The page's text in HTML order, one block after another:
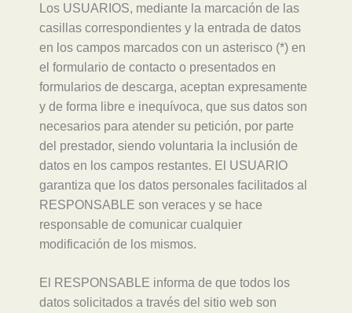
Los USUARIOS, mediante la marcación de las
casillas correspondientes y la entrada de datos
en los campos marcados con un asterisco (*) en
el formulario de contacto o presentados en
formularios de descarga, aceptan expresamente
y de forma libre e inequívoca, que sus datos son
necesarios para atender su petición, por parte
del prestador, siendo voluntaria la inclusión de
datos en los campos restantes. El USUARIO
garantiza que los datos personales facilitados al
RESPONSABLE son veraces y se hace
responsable de comunicar cualquier
modificación de los mismos.
El RESPONSABLE informa de que todos los
datos solicitados a través del sitio web son